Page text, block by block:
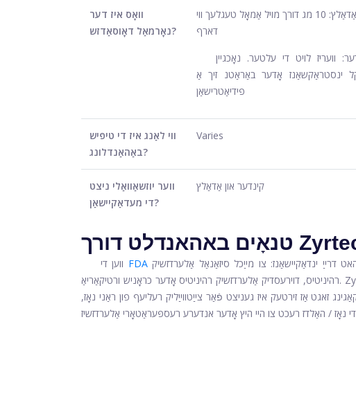
וואָס איז דער
נאָרמאַל דאָוסאַדזש?
אַדאַלץ: 10 מג דורך מויל אַמאָל טעגלעך ווי
דארף
וועריז לויט די עלטער. נאָכגיין
ינסטראַקשאַנז אָדער באַראַטנ זיך אַ
פּידיאַטרישאַן
ווי לאַנג איז די טיפּיש
באַהאַנדלונג?
Varies
ווער יוזשאַוואַלי ניצט
די מעדאַקיישאַן?
קינדער און אַדאַלץ
אַ רעצעפּט פּראָדוקט אין 1995, עס האט דרייַ ינדאַקיישאַנז: צו מייַכל סיזאַנאַל אַלערדזשיק
רהיניטיס, דוירעסדיק אַלערדזשיק רהיניטיס אָדער כראָניש ורטיקאַריאַ. Zyrtec איז בארעכטיגט אויף די טאָמבאַנק זינט 2007. בשעת די
זאגט אַז זירטעק איז געניצט פֿאַר צייַטווייַליק רעליעף פון ראַני נאָז,